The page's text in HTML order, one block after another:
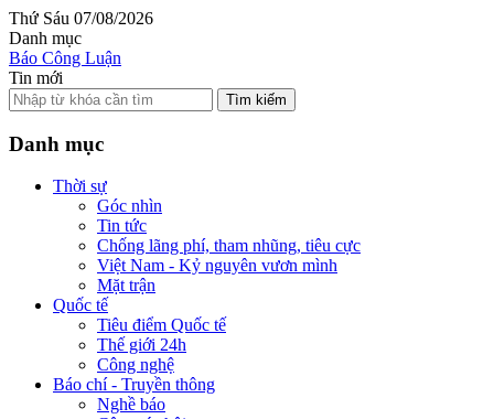
Thứ Sáu 07/08/2026
Danh mục
Báo Công Luận
Tin mới
Tìm kiếm
Danh mục
Thời sự
Góc nhìn
Tin tức
Chống lãng phí, tham nhũng, tiêu cực
Việt Nam - Kỷ nguyên vươn mình
Mặt trận
Quốc tế
Tiêu điểm Quốc tế
Thế giới 24h
Công nghệ
Báo chí - Truyền thông
Nghề báo